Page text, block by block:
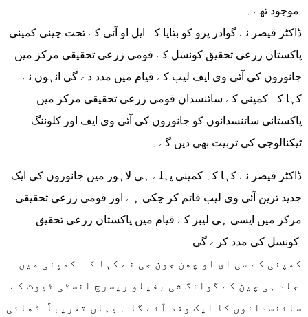
ڈاکٹر قیصر نے گوادر پرو کو بتایا کہ ایل او آئی کے تحت چینی کمپنی
پاکستان زرعی تحقیق کونسل کے قومی زرعی تحقیقی مرکز میں
جانوروں کی آئی وی ایف لیب کے قیام میں مدد دے گی انہوں نے
کہا کہ کمپنی کے سائنسدان قومی زرعی تحقیقی مرکز میں
پاکستانی سائنسدانوں کو جانوروں کی آئی وی ایف اور کلوننگ
ٹیکنالوجی کی تربیت بھی دیں گے۔
ڈاکٹر قیصر نے کہا کہ کمپنی پہلے ہی لاہور میں جانوروں کی ایک
جدید ترین آئی وی لیب قائم کر چکی ہے اور قومی زرعی تحقیقی
مرکز میں ایسی ہی لیبز کے قیام میں پاکستان زرعی تحقیق
کمپنی کے سی ای او چھن جون جی نے کہا کہ کمپنی میں
جلد ہی چین کے گوانگ شی بفیلو ریسرچ انسٹی ٹیوٹ کے
سائنسدانوں کا ایک وفد آئے گا ۔ یہاں تقریباً ڈھائی